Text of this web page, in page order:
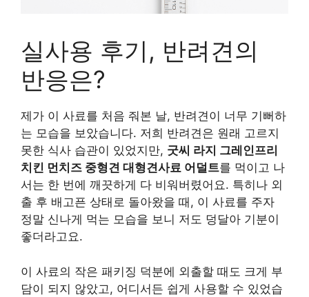
실사용 후기, 반려견의
반응은?
제가 이 사료를 처음 줘본 날, 반려견이 너무 기뻐하
는 모습을 보았습니다. 저희 반려견은 원래 고르지
못한 식사 습관이 있었지만, 굿씨 라지 그레인프리
치킨 먼치즈 중형견 대형견사료 어덜트를 먹이고 나
서는 한 번에 깨끗하게 다 비워버렸어요. 특히나 외
출 후 배고픈 상태로 돌아왔을 때, 이 사료를 주자
정말 신나게 먹는 모습을 보니 저도 덩달아 기분이
좋더라고요.
이 사료의 작은 패키징 덕분에 외출할 때도 크게 부
담이 되지 않았고, 어디서든 쉽게 사용할 수 있었습